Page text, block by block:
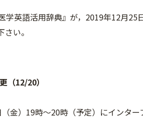
学英語活用辞典』が，2019年12月25
い。
（12/20）
金）19時～20時（予定）にインター